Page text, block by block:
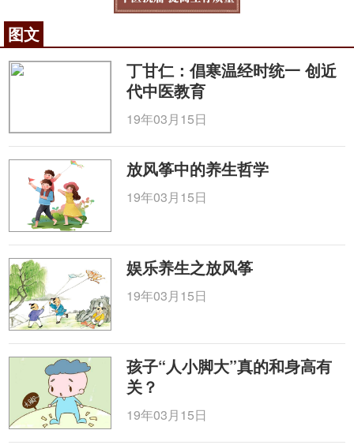
图文
丁甘仁：倡寒温经时统一 创近
代中医教育
19年03月15日
放风筝中的养生哲学
19年03月15日
娱乐养生之放风筝
19年03月15日
孩子“人小脚大”真的和身高有
关？
19年03月15日